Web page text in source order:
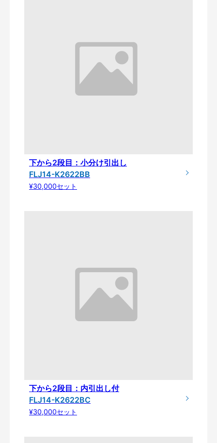
下から2段目：小分け引出し
FLJ14-K2622BB
¥30,000セット
下から2段目：内引出し付
FLJ14-K2622BC
¥30,000セット